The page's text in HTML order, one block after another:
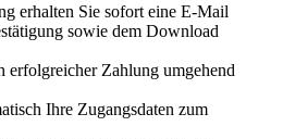
erhalten Sie sofort eine E-Mail
sowie dem Download
erfolgreicher Zahlung umgehend
Ihre Zugangsdaten zum